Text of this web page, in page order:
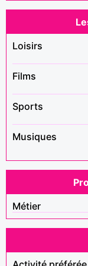
Loisirs
Films
Sports
Musiques
Métier